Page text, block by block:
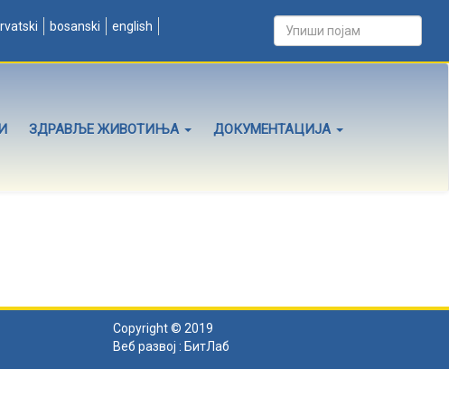
bosanski english
ЗДРАВЉЕ ЖИВОТИЊА ДОКУМЕНТАЦИЈА
Copyright © 2019
Веб развој : БитЛаб